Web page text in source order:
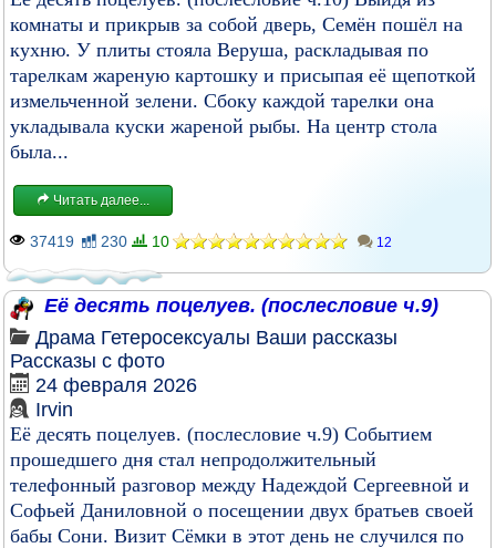
комнаты и прикрыв за собой дверь, Семён пошёл на
кухню. У плиты стояла Веруша, раскладывая по
тарелкам жареную картошку и присыпая её щепоткой
измельченной зелени. Сбоку каждой тарелки она
укладывала куски жареной рыбы. На центр стола
была...
Читать далее...
37419 230 10 12
Её десять поцелуев. (послесловие ч.9)
Драма Гетеросексуалы Ваши рассказы
Рассказы с фото
24 февраля 2026
Irvin
Её десять поцелуев. (послесловие ч.9) Событием
прошедшего дня стал непродолжительный
телефонный разговор между Надеждой Сергеевной и
Софьей Даниловной о посещении двух братьев своей
бабы Сони. Визит Сёмки в этот день не случился по